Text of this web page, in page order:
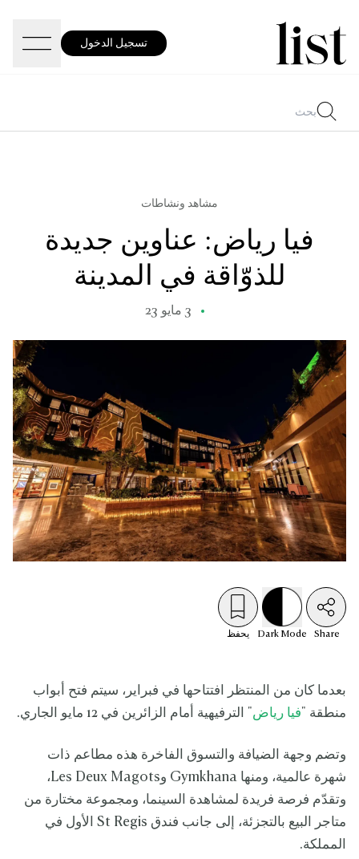
تسجيل الدخول
مشاهد ونشاطات
فيا رياض: عناوين جديدة
للذوّاقة في المدينة
3 مايو 23
Share
Dark Mode يحفظ
بعدما كان من المنتظر افتتاحها في فبراير، سيتم فتح أبواب
منطقة "فيا رياض" الترفيهية أمام الزائرين في 12 مايو الجاري.
وتضم وجهة الضيافة والتسوق الفاخرة هذه مطاعم ذات
شهرة عالمية، ومنها Gymkhana وLes Deux Magots،
وتقدّم فرصة فريدة لمشاهدة السينما، ومجموعة مختارة من
متاجر البيع بالتجزئة، إلى جانب فندق St Regis الأول في
المملكة.